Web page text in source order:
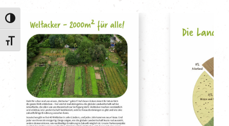
Umschalten auf hohe Kontraste
Schrift vergrößern